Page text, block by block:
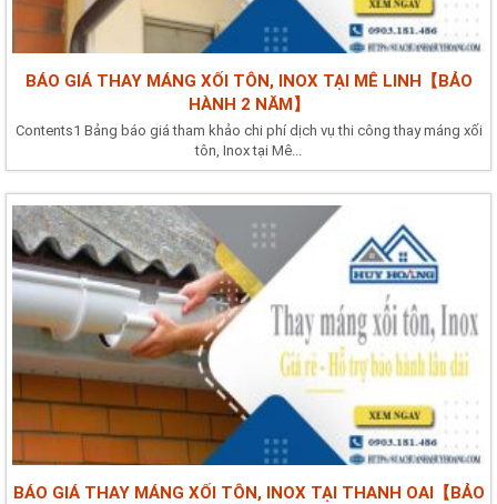
BÁO GIÁ THAY MÁNG XỐI TÔN, INOX TẠI MÊ LINH【BẢO
HÀNH 2 NĂM】
Contents1 Bảng báo giá tham khảo chi phí dịch vụ thi công thay máng xối
tôn, Inox tại Mê...
BÁO GIÁ THAY MÁNG XỐI TÔN, INOX TẠI THANH OAI【BẢO